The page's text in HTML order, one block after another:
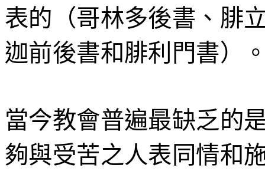
表的（哥林多後書、腓
迦前後書和腓利門書）
當今教會普遍最缺乏的
夠與受苦之人表同情和